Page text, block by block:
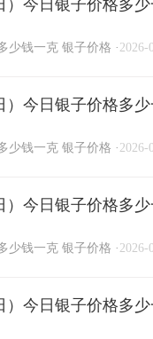
大清银币 /
周大生
/ 潮宏基 /
）今日银子价格多
少钱一克 银子价格 · 2026-
）今日银子价格多
少钱一克 银子价格 · 2026-
）今日银子价格多
少钱一克 银子价格 · 2026-
）今日银子价格多